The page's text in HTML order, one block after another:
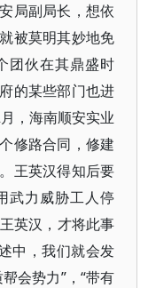
局副局长，想依
被莫明其妙地免
团伙在其鼎盛时
的某些部门也进
，海南顺安实业
修路合同，修建
王英汉得知后要
武力威胁工人停
英汉，才将此事
中，我们就会发
会势力”，“带有